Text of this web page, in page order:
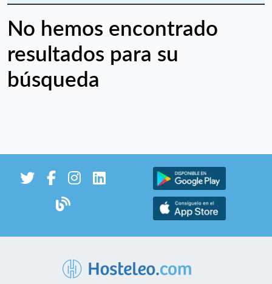
No hemos encontrado
resultados para su
búsqueda